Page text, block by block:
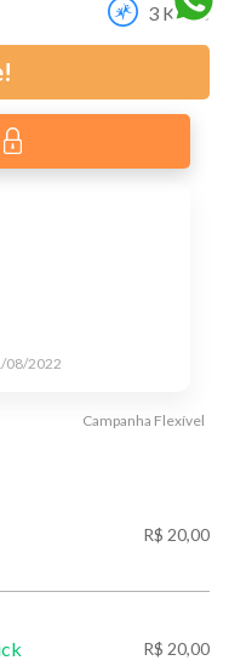
3 Kicks
08/2022
Campanha Flexível
R$ 20,00
R$ 20,00